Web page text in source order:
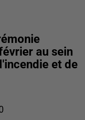
au sein
et de